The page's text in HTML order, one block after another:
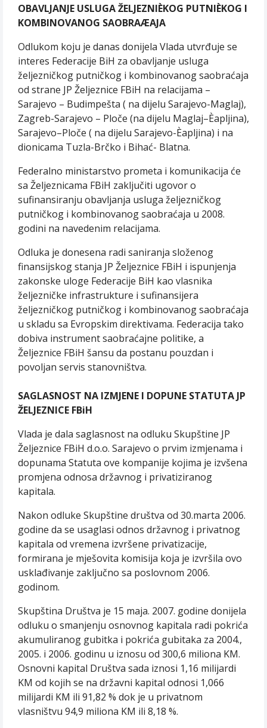
OBAVLJANJE USLUGA ŽELJEZNIÈKOG PUTNIÈKOG I
KOMBINOVANOG SAOBRAÆAJA
Odlukom koju je danas donijela Vlada utvrđuje se
interes Federacije BiH za obavljanje usluga
željezničkog putničkog i kombinovanog saobraćaja
od strane JP Željeznice FBiH na relacijama –
Sarajevo – Budimpešta ( na dijelu Sarajevo-Maglaj),
Zagreb-Sarajevo – Ploče (na dijelu Maglaj–Èapljina),
Sarajevo–Ploče ( na dijelu Sarajevo-Èapljina) i na
dionicama Tuzla-Brčko i Bihać- Blatna.
Federalno ministarstvo prometa i komunikacija će
sa Željeznicama FBiH zaključiti ugovor o
sufinansiranju obavljanja usluga željezničkog
putničkog i kombinovanog saobraćaja u 2008.
godini na navedenim relacijama.
Odluka je donesena radi saniranja složenog
finansijskog stanja JP Željeznice FBiH i ispunjenja
zakonske uloge Federacije BiH kao vlasnika
željezničke infrastrukture i sufinansijera
željezničkog putničkog i kombinovanog saobraćaja
u skladu sa Evropskim direktivama. Federacija tako
dobiva instrument saobraćajne politike, a
Željeznice FBiH šansu da postanu pouzdan i
povoljan servis stanovništva.
SAGLASNOST NA IZMJENE I DOPUNE STATUTA JP
ŽELJEZNICE FBiH
Vlada je dala saglasnost na odluku Skupštine JP
Željeznice FBiH d.o.o. Sarajevo o prvim izmjenama i
dopunama Statuta ove kompanije kojima je izvšena
promjena odnosa državnog i privatiziranog
kapitala.
Nakon odluke Skupštine društva od 30.marta 2006.
godine da se usaglasi odnos državnog i privatnog
kapitala od vremena izvršene privatizacije,
formirana je mješovita komisija koja je izvršila ovo
usklađivanje zaključno sa poslovnom 2006.
godinom.
Skupština Društva je 15 maja. 2007. godine donijela
odluku o smanjenju osnovnog kapitala radi pokrića
akumuliranog gubitka i pokrića gubitaka za 2004.,
2005. i 2006. godinu u iznosu od 300,6 miliona KM.
Osnovni kapital Društva sada iznosi 1,16 milijardi
KM od kojih se na državni kapital odnosi 1,066
milijardi KM ili 91,82 % dok je u privatnom
vlasništvu 94,9 miliona KM ili 8,18 %.